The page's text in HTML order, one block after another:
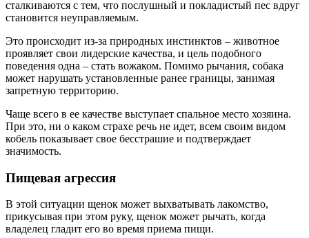
сталкиваются с тем, что послушный и покладистый пес вдруг
становится неуправляемым.
Это происходит из-за природных инстинктов – животное
проявляет свои лидерские качества, и цель подобного
поведения одна – стать вожаком. Помимо рычания, собака
может нарушать установленные ранее границы, занимая
запретную территорию.
Чаще всего в ее качестве выступает спальное место хозяина.
При это, ни о каком страхе речь не идет, всем своим видом
кобель показывает свое бесстрашие и подтверждает
значимость.
Пищевая агрессия
В этой ситуации щенок может выхватывать лакомство,
прикусывая при этом руку, щенок может рычать, когда
владелец гладит его во время приема пищи.